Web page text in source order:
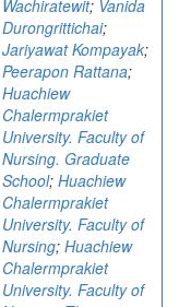
Wachiratewit; Vanida
Durongrittichai;
Jariyawat Kompayak;
Peerapon Rattana;
Huachiew
Chalermprakiet
University. Faculty of
Nursing. Graduate
School; Huachiew
Chalermprakiet
University. Faculty of
Nursing; Huachiew
Chalermprakiet
University. Faculty of